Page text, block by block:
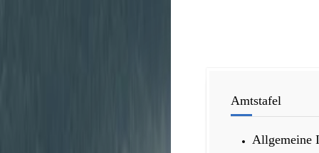
Amtstafel
Allgemeine